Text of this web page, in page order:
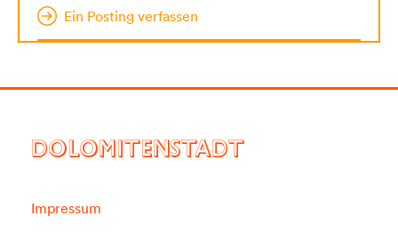
Ein Posting verfassen
DOLOMITENSTADT
Impressum